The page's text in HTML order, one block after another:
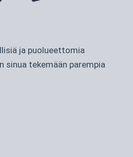
ja puolueettomia
sinua tekemään parempia